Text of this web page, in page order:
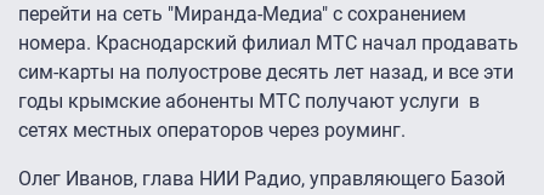
перейти на сеть "Миранда-Медиа" с сохранением
номера. Краснодарский филиал МТС начал продавать
сим-карты на полуострове десять лет назад, и все эти
годы крымские абоненты МТС получают услуги в
сетях местных операторов через роуминг.
Олег Иванов, глава НИИ Радио, управляющего Базой